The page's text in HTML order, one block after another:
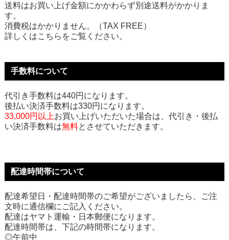
送料はお買い上げ金額にかかわらず別途送料がかかりま
す。
消費税はかかりません。（TAX FREE）
詳しくはこちらをご覧ください。
手数料について
代引き手数料は440円になります。
後払い決済手数料は330円になります。
33,000円以上お買い上げいただいた場合は、代引き・後払
い決済手数料は無料とさせていただきます。
配達時間帯について
配達希望日・配達時間帯のご希望がございましたら、ご注
文時に通信欄にご記入ください。
配達はヤマト運輸・日本郵便になります。
配達時間帯は、下記の時間帯になります。
◎午前中